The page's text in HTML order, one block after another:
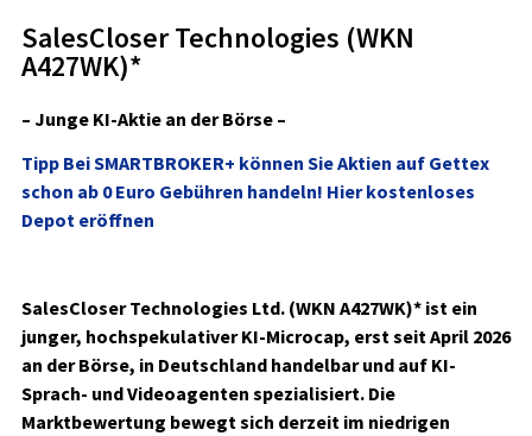
SalesCloser Technologies (WKN
A427WK)*
– Junge KI-Aktie an der Börse –
Tipp Bei SMARTBROKER+ können Sie Aktien auf Gettex
schon ab 0 Euro Gebühren handeln! Hier kostenloses
Depot eröffnen
SalesCloser Technologies Ltd. (WKN A427WK)* ist ein
junger, hochspekulativer KI-Microcap, erst seit April 2026
an der Börse, in Deutschland handelbar und auf KI-
Sprach- und Videoagenten spezialisiert. Die
Marktbewertung bewegt sich derzeit im niedrigen